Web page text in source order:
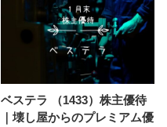
ベステラ （1433）株主優待
｜壊し屋からのプレミアム優